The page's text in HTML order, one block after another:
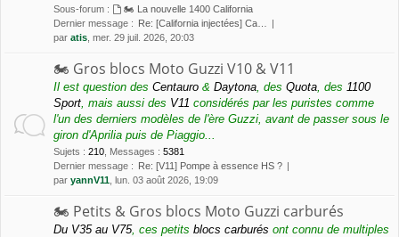
Sous-forum :
🏍 La nouvelle 1400 California
Dernier message : Re: [California injectées] Ca…
par atis , mer. 29 juil. 2026, 20:03
🏍 Gros blocs Moto Guzzi V10 & V11
Il est question des Centauro & Daytona , des Quota , des 1100
Sport , mais aussi des V11 considérés par les puristes comme
l'un des derniers modèles de l'ère Guzzi, avant de passer sous le
giron d'Aprilia puis de Piaggio...
Sujets : 210 Messages : 5381
Dernier message : Re: [V11] Pompe à essence HS ?
par yannV11 , lun. 03 août 2026, 19:09
🏍 Petits & Gros blocs Moto Guzzi carburés
Du V35 au V75, ces petits blocs carburés ont connu de multiples